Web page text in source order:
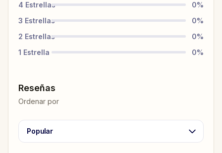
4 Estrellas 0%
3 Estrellas 0%
2 Estrellas 0%
1 Estrella 0%
Reseñas
Ordenar por
Popular